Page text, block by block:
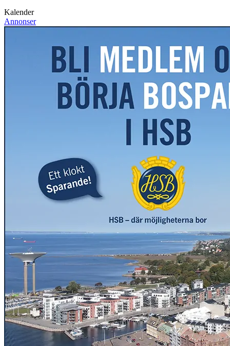
Kalender
Annonser